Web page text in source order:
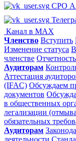
СРО
Канал в MAX
Членство Вступить
Изменение статуса
членстве
Аудиторам
Аттестация
(IFAC) Обсуждаем
документов
в общественных
легализации
обязательных
Аудиторам